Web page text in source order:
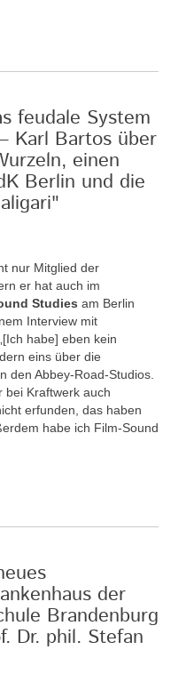
feudale System
Karl Bartos über
einen
Berlin und die
nur Mitglied der
er hat auch im
Studies am Berlin
Interview mit
habe] eben kein
eins über die
den Abbey-Road-Studios.
bei Kraftwerk auch
erfunden, das haben
habe ich Film-Sound
der
Brandenburg
Dr. phil. Stefan